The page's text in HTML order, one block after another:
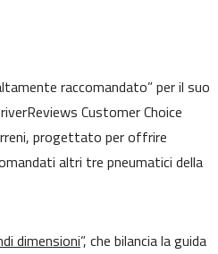
raccomandato” per il suo
Customer Choice
progettato per offrire
altri tre pneumatici della
dimensioni”, che bilancia la guida